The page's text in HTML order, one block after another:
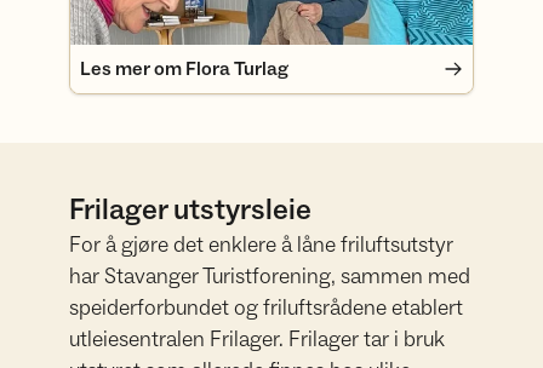
Les mer om Flora Turlag
Frilager utstyrsleie
For å gjøre det enklere å låne friluftsutstyr
har Stavanger Turistforening, sammen med
speiderforbundet og friluftsrådene etablert
utleiesentralen Frilager. Frilager tar i bruk